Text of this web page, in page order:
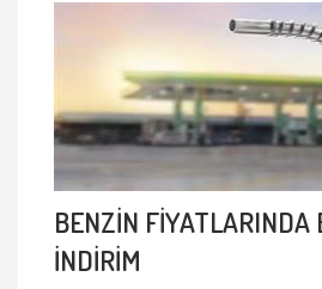
BENZİN FİYATLARINDA
İNDİRİM